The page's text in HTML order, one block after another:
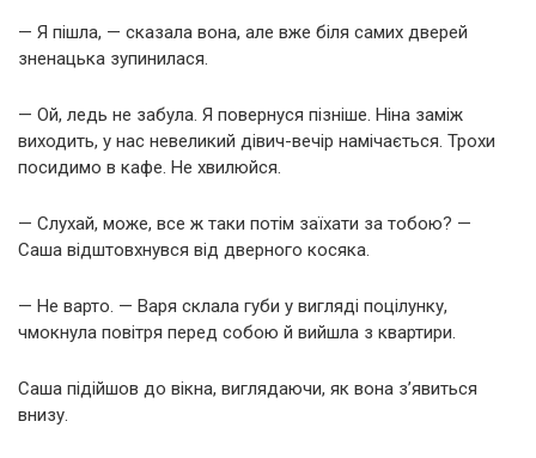
— Я пішла, — сказала вона, але вже біля самих дверей
зненацька зупинилася.
— Ой, ледь не забула. Я повернуся пізніше. Ніна заміж
виходить, у нас невеликий дівич-вечір намічається. Трохи
посидимо в кафе. Не хвилюйся.
— Слухай, може, все ж таки потім заїхати за тобою? —
Саша відштовхнувся від дверного косяка.
— Не варто. — Варя склала губи у вигляді поцілунку,
чмокнула повітря перед собою й вийшла з квартири.
Саша підійшов до вікна, виглядаючи, як вона з’явиться
внизу.